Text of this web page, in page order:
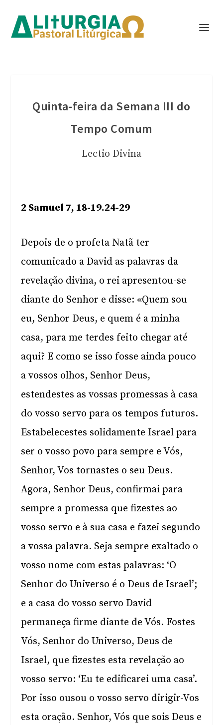
Quinta-feira da Semana III do
Tempo Comum
Lectio Divina
2 Samuel 7, 18-19.24-29
Depois de o profeta Natã ter
comunicado a David as palavras da
revelação divina, o rei apresentou-se
diante do Senhor e disse: «Quem sou
eu, Senhor Deus, e quem é a minha
casa, para me terdes feito chegar até
aqui? E como se isso fosse ainda pouco
a vossos olhos, Senhor Deus,
estendestes as vossas promessas à casa
do vosso servo para os tempos futuros.
Estabelecestes solidamente Israel para
ser o vosso povo para sempre e Vós,
Senhor, Vos tornastes o seu Deus.
Agora, Senhor Deus, confirmai para
sempre a promessa que fizestes ao
vosso servo e à sua casa e fazei segundo
a vossa palavra. Seja sempre exaltado o
vosso nome com estas palavras: ‘O
Senhor do Universo é o Deus de Israel’;
e a casa do vosso servo David
permaneça firme diante de Vós. Fostes
Vós, Senhor do Universo, Deus de
Israel, que fizestes esta revelação ao
vosso servo: ‘Eu te edificarei uma casa’.
Por isso ousou o vosso servo dirigir-Vos
esta oração. Senhor, Vós que sois Deus e